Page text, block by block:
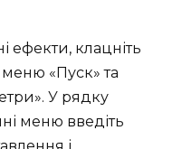
ефекти, клацніть
«Пуск» та
У рядку
меню введіть